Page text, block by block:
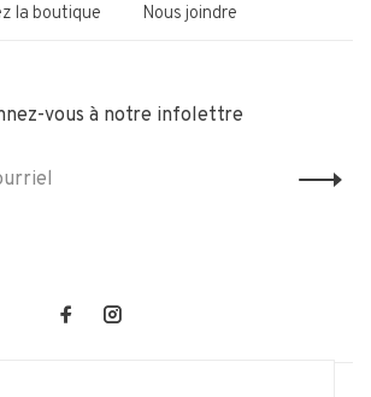
la boutique
Nous joindre
vous à notre infolettre